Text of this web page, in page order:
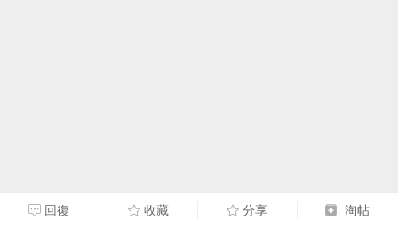
回復 收藏 分享 淘帖